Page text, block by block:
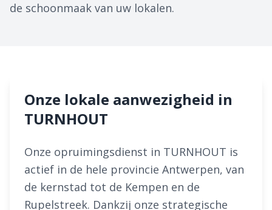
de schoonmaak van uw lokalen.
Onze lokale aanwezigheid in
TURNHOUT
Onze opruimingsdienst in TURNHOUT is
actief in de hele provincie Antwerpen, van
de kernstad tot de Kempen en de
Rupelstreek. Dankzij onze strategische